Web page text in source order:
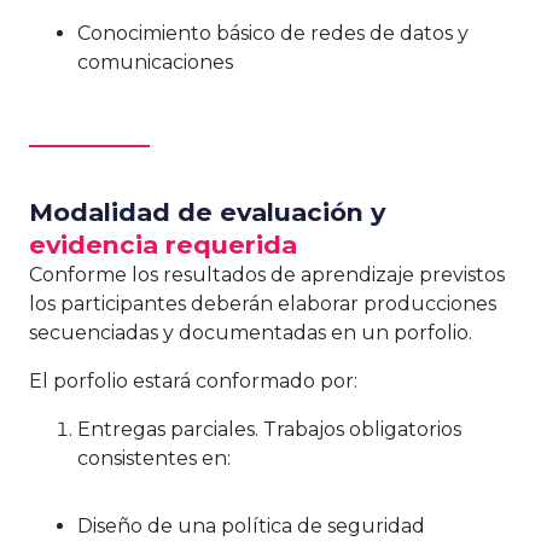
Conocimiento básico de redes de datos y
comunicaciones
Modalidad de evaluación y
evidencia requerida
Conforme los resultados de aprendizaje previstos
los participantes deberán elaborar producciones
secuenciadas y documentadas en un porfolio.
El porfolio estará conformado por:
Entregas parciales. Trabajos obligatorios
consistentes en:
Diseño de una política de seguridad